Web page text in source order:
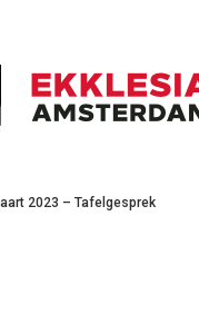
2023 – Tafelgesprek